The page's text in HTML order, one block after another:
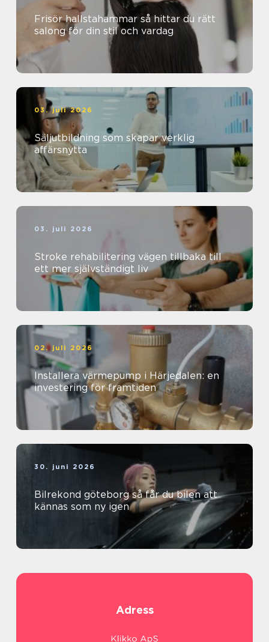
Frisör hallstahammar så hittar du rätt
salong för din stil och vardag
03. juli 2026
Säljutbildning som skapar verklig
affärsnytta
03. juli 2026
Stroke rehabilitering vägen tillbaka till
ett mer självständigt liv
02. juli 2026
Installera värmepump i Härjedalen: en
investering för framtiden
30. juni 2026
Bilrekond göteborg så får du bilen att
kännas som ny igen
Adress